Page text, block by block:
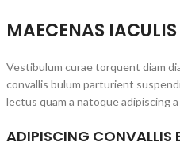
MAECENAS IACULIS
Vestibulum curae torquent diam
convallis bulum parturient
lectus quam a natoque adipiscing
ADIPISCING CONVALLIS